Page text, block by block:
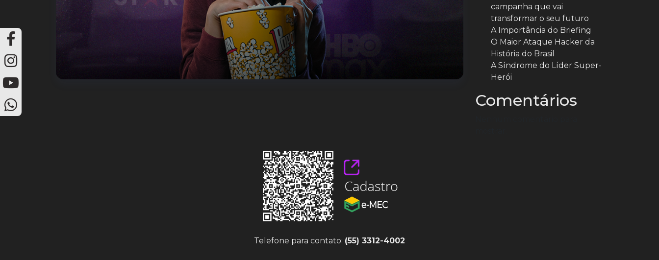
campanha que vai
transformar o seu futuro
A Importância do Briefing
O Maior Ataque Hacker da
História do Brasil
A Síndrome do Líder Super-
Herói
Comentários
Telefone para contato: (55) 3312-4002